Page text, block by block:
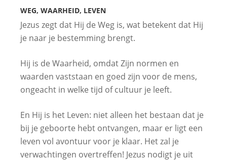
WEG, WAARHEID, LEVEN
Jezus zegt dat Hij de Weg is, wat betekent dat Hij
je naar je bestemming brengt.
Hij is de Waarheid, omdat Zijn normen en
waarden vaststaan en goed zijn voor de mens,
ongeacht in welke tijd of cultuur je leeft.
En Hij is het Leven: niet alleen het bestaan dat je
bij je geboorte hebt ontvangen, maar er ligt een
leven vol avontuur voor je klaar. Het zal je
verwachtingen overtreffen! Jezus nodigt je uit